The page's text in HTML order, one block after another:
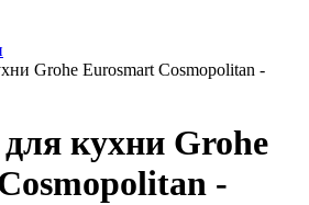
Grohe Eurosmart Cosmopolitan -
кухни Grohe
-